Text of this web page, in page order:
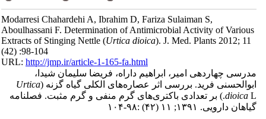
Modarresi Chahardehi A, Ibrahim D, Fariza Sulaiman S,
Aboulhassani F. Determination of Antimicrobial Activity of
Extracts of Stinging Nettle (Urtica dioica ). J. Med. Plants 2012; 11
(42) :98-104
URL:http://jmp.ir/article-1-165-fa.html
چهاردهی امیر، ابراهیم داراه، فریضا سلیمان شیدا،
فرید. بررسی اثر عصاره‌های الکلی گیاه گزنه ( Urtica
dioicaL.) بر تعدادی باکتری‌های گرم منفی و گرم مثبت. فصلنامه
دارویی. ۱۳۹۱; ۱۱ (۴۲) :۹۸-۱۰۴